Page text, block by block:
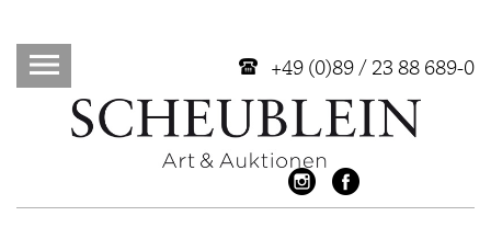
+49 (0)89 / 23 88 689-0